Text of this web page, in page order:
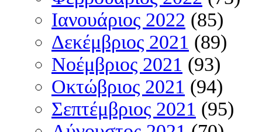
Ιανουάριος 2022 (85)
Δεκέμβριος 2021 (89)
Νοέμβριος 2021 (93)
Οκτώβριος 2021 (94)
Σεπτέμβριος 2021 (95)